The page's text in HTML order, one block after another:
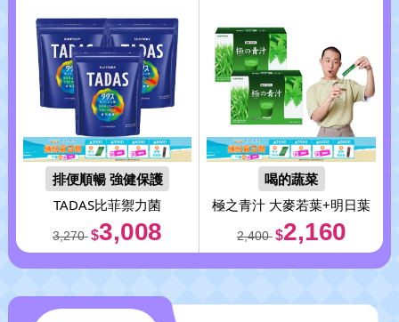
排便順暢 強健保護
TADAS比菲禦力菌
3,270 $3,008
喝的蔬菜
極之青汁 大麥若葉+明日葉
2,400 $2,160